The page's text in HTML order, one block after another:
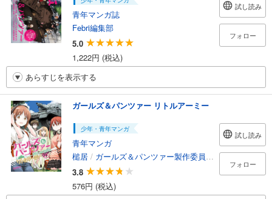
青年マンガ誌
Febri編集部
5.0
1,222円 (税込)
試し読み
フォロー
あらすじを表示する
ガールズ＆パンツァー リトルアーミー
少年・青年マンガ
青年マンガ
槌居 / ガールズ＆パンツァー製作委員会 /鈴木貴昭・グ
3.8
576円 (税込)
試し読み
フォロー